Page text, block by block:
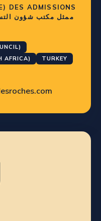
DES ADMISSIONS
AFRICA)
TURKEY